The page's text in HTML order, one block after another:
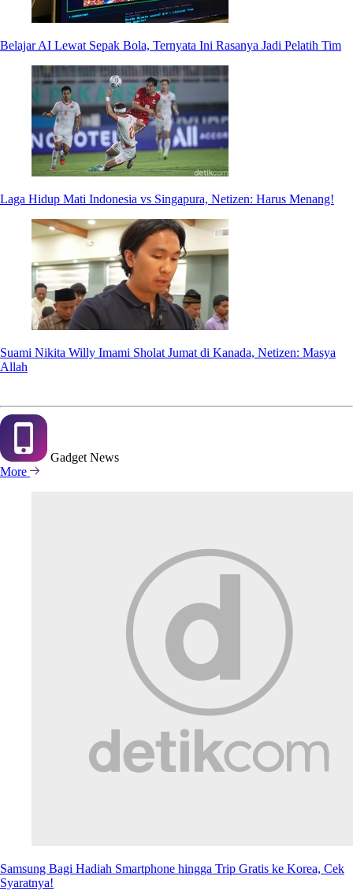
Belajar AI Lewat Sepak Bola, Ternyata Ini Rasanya Jadi Pelatih Tim
Laga Hidup Mati Indonesia vs Singapura, Netizen: Harus Menang!
Suami Nikita Willy Imami Sholat Jumat di Kanada, Netizen: Masya
Allah
Gadget News
More
Samsung Bagi Hadiah Smartphone hingga Trip Gratis ke Korea, Cek
Syaratnya!